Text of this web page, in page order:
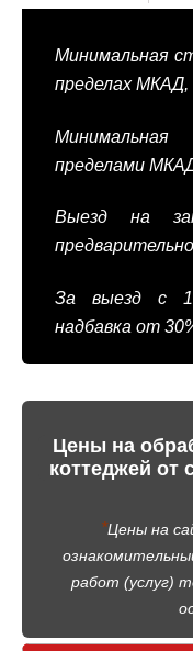
Минимальная
пределах МКАД,
пределами
Выезд на
За выезд с
надбавка от
Цены на
коттеджей от
*Цены на
работ (услуг)